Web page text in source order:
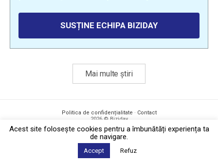
SUSȚINE ECHIPA BIZIDAY
Mai multe știri
Politica de confidențialitate · Contact
2026 © Biziday
Acest site foloseşte cookies pentru a îmbunătăți experiența ta
de navigare.
Accept Refuz